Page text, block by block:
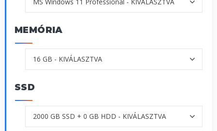
MEMÓRIA
SSD